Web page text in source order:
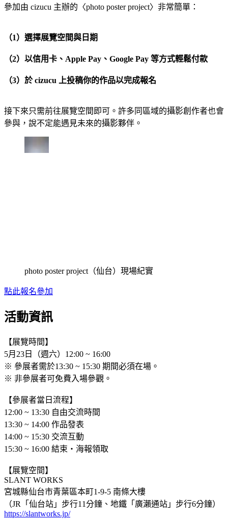
參加由 cizucu 主辦的〈photo poster project〉非常簡單：
（1）選擇展覽空間與日期
（2）以信用卡、Apple Pay、Google Pay 等方式輕鬆付款
（3）於 cizucu 上投稿你的作品以完成報名
接下來只需前往展覽空間即可。許多同區域的攝影創作者也會
參與，說不定能遇見未來的攝影夥伴。
photo poster project（仙台）現場紀實
點此報名參加
活動資訊
【展覽時間】
5月23日（週六）12:00 ~ 16:00
※ 參展者需於13:30 ~ 15:30 期間必須在場。
※ 非參展者可免費入場參觀。
【參展者當日流程】
12:00 ~ 13:30 自由交流時間
13:30 ~ 14:00 作品發表
14:00 ~ 15:30 交流互動
15:30 ~ 16:00 結束・海報領取
【展覽空間】
SLANT WORKS
宮城縣仙台市青葉區本町1-9-5 南條大樓
（JR「仙台站」步行11分鐘、地鐵「廣瀨通站」步行6分鐘）
https://slantworks.jp/